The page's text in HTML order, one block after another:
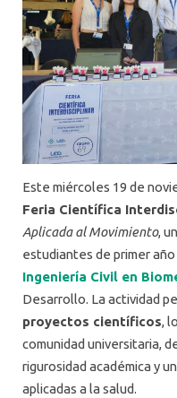
Este miércoles 19 de
Feria Científica
Aplicada al Movimiento,
estudiantes de primer
Ingeniería Civil en
Desarrollo. La actividad
proyectos científicos,
comunidad universitaria,
rigurosidad académica y
aplicadas a la salud.